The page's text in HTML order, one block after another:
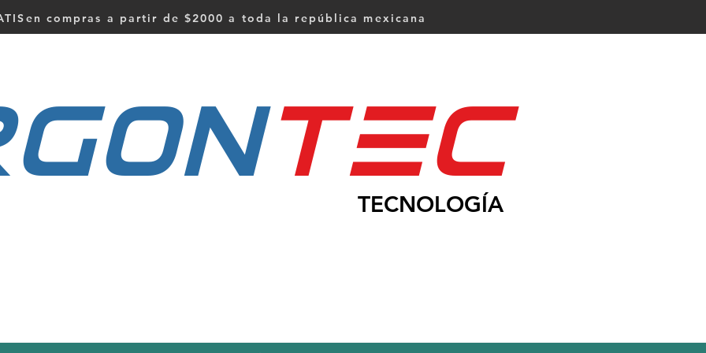
compras a partir de $2000 a toda la república mexicana
tEc
TECNOLOGÍA